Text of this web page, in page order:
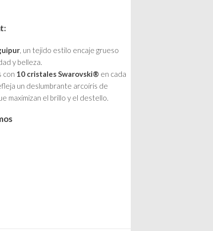
, un tejido estilo encaje grueso
y belleza.
con 10 cristales Swarovski® en cada
un deslumbrante arcoíris de
maximizan el brillo y el destello.